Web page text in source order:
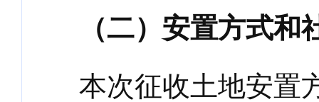
（二）安置方式和
本次征收土地安置